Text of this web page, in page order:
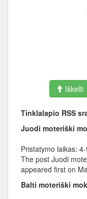
Iškelti
Tinklalapio RSS
Juodi moteriški
Pristatymo laikas:
The post Juodi
appeared first on
Balti moteriški